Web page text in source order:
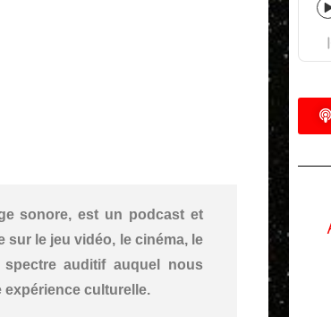
sonore, est un podcast et
le jeu vidéo, le cinéma, le
spectre auditif auquel nous
expérience culturelle.